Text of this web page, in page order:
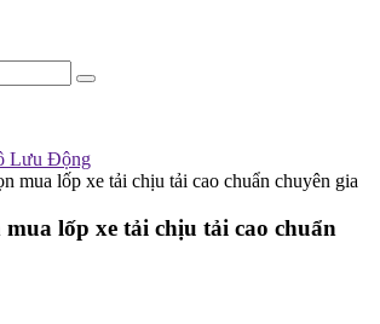
Lưu Động
mua lốp xe tải chịu tải cao chuẩn chuyên gia
lốp xe tải chịu tải cao chuẩn